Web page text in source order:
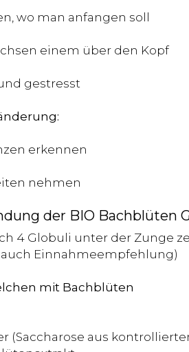
wo man anfangen soll
einem über den Kopf
gestresst
erkennen
nehmen
der BIO Bachblüten
4 Globuli unter der Zunge
Einnahmeempfehlung)
mit Bachblüten
(Saccharose aus